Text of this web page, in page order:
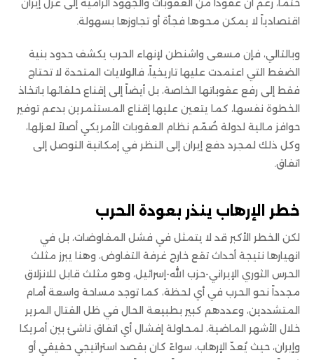
حتماً، رغم أن عقوداً من العقوبات والجهود الرامية إلى عزل إيران
اقتصادياً لا يمكن محوها فجأة أو تجاوزها بسهولة.
وبالتالي، فإن مسعى واشنطن لإنهاء الحرب يكشف حدود بنية
الضغط التي اعتمدت عليها تاريخياً، فالولايات المتحدة لا تحتاج
فقط إلى رفع عقوباتها الخاصة، بل أيضاً إلى إقناع حلفائها باتخاذ
الخطوة نفسها، كما يتعين عليها إقناع المستثمرين بدعم توفير
حوافز مالية لدولة صُمّم نظام العقوبات الأمريكي أصلاً لعزلها،
وكل ذلك لمجرد دفع إيران إلى النظر في إمكانية التوصل إلى
اتفاق.
خطر الإرهاب ينذر بعودة الحرب
لكن الخطر الأكبر قد لا يتمثل في فشل المفاوضات، بل في
انهيارها نتيجة أحداث تقع خارج غرفة التفاوض، وهنا يبرز مثلث
الحرس الثوري الإيراني-حزب الله-إسرائيل، وهو مثلث قابل للانزلاق
مجدداً نحو الحرب في أي لحظة، كما توجد مساحة واسعة أمام
المتشددين، وعددهم كبير بطبيعة الحال في ظل القتال المرير
خلال الأشهر الماضية، لمحاولة إفشال أي اتفاق ناشئ بين أمريكا
وإيران، حيث يُعدّ الإرهاب، سواءً كان بقصد استراتيجي حقيقي أو